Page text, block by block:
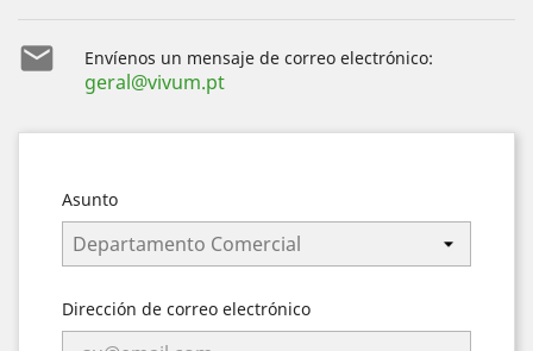
 Envíenos un mensaje de correo electrónico:
geral@vivum.pt
Asunto
Dirección de correo electrónico